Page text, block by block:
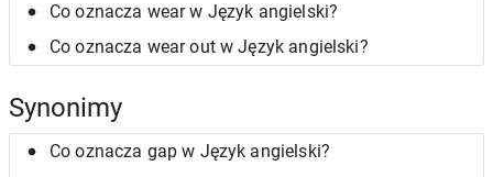
Co oznacza wear w Język angielski?
Co oznacza wear out w Język angielski?
Synonimy
Co oznacza gap w Język angielski?